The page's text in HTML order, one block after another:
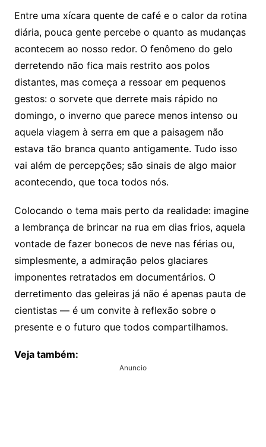
Entre uma xícara quente de café e o calor da rotina
diária, pouca gente percebe o quanto as mudanças
acontecem ao nosso redor. O fenômeno do gelo
derretendo não fica mais restrito aos polos
distantes, mas começa a ressoar em pequenos
gestos: o sorvete que derrete mais rápido no
domingo, o inverno que parece menos intenso ou
aquela viagem à serra em que a paisagem não
estava tão branca quanto antigamente. Tudo isso
vai além de percepções; são sinais de algo maior
acontecendo, que toca todos nós.
Colocando o tema mais perto da realidade: imagine
a lembrança de brincar na rua em dias frios, aquela
vontade de fazer bonecos de neve nas férias ou,
simplesmente, a admiração pelos glaciares
imponentes retratados em documentários. O
derretimento das geleiras já não é apenas pauta de
cientistas — é um convite à reflexão sobre o
presente e o futuro que todos compartilhamos.
Veja também:
Anuncio